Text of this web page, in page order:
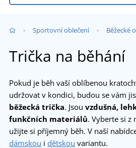
Sportovní oblečení Běžecké
Trička na běhání
Pokud je běh vaší oblíbenou
udržovat v kondici, budou se vám
běžecká trička. Jsou vzdušná,
funkčních materiálů. Vyberte si z
užijte si příjemný běh. V naší
dámskou i dětskou variantu.